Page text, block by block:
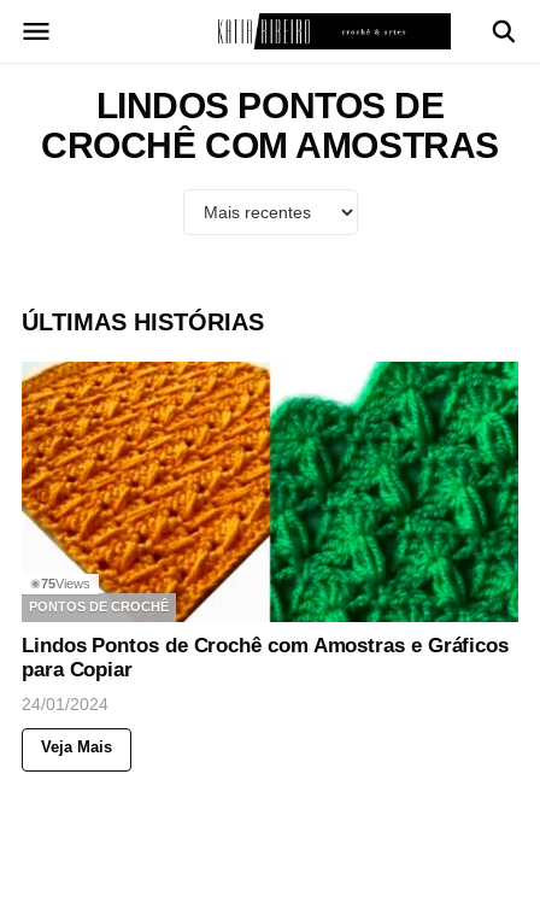
para
LINDOS PONTOS DE
CROCHÊ COM AMOSTRAS
ÚLTIMAS HISTÓRIAS
◉75Views
PONTOS DE CROCHÊ
Lindos Pontos de Crochê com Amostras e Gráficos
para Copiar
24/01/2024
Veja Mais